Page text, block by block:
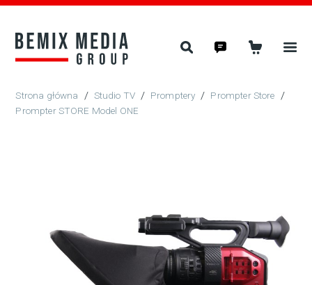
/ Studio TV/ Promptery / Prompter Store /
Prompter STORE Model ONE